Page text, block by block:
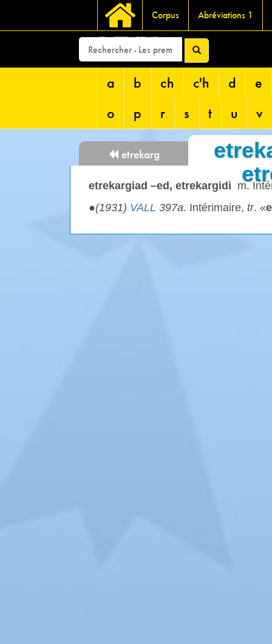
Corpus Abréviations 1
DEVRI
a b ch c'h d
e
o
p r s t u v
etrekarg
etrekargiad –ed, etrekargidi m.
●(1931) VALL 397a. Intérimaire, tr. «